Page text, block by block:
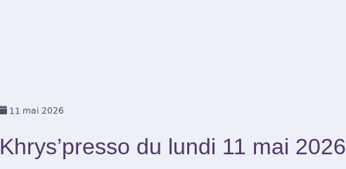
11 mai 2026
Khrys’presso du lundi 11 mai 2026